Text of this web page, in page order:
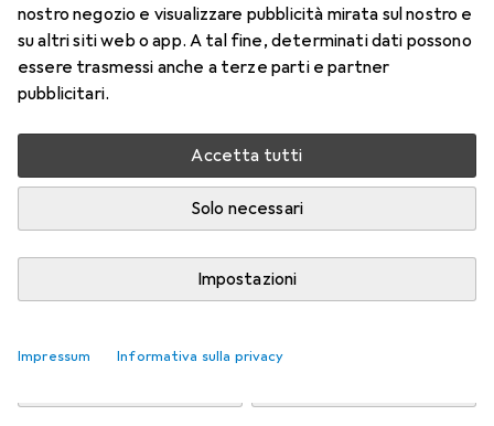
nostro negozio e visualizzare pubblicità mirata sul nostro e
su altri siti web o app. A tal fine, determinati dati possono
essere trasmessi anche a terze parti e partner
pubblicitari.
Accetta tutti
Solo necessari
Impostazioni
Impressum Informativa sulla privacy
Prezzo in EUR IVA incl.
Consegna tra mer, 19/8 e ven, 21/8
Più di 10 pezzi in stock presso il fornitore